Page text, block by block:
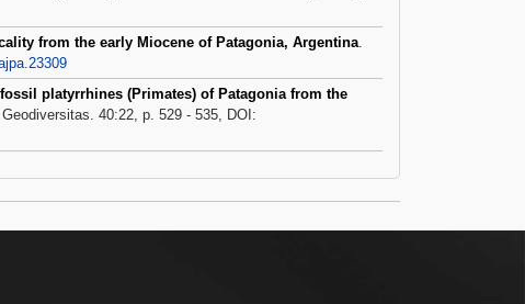
from the early Miocene of Patagonia, Argentina.
platyrrhines (Primates) of Patagonia from the
Geodiversitas. 40:22, p. 529 - 535, DOI: